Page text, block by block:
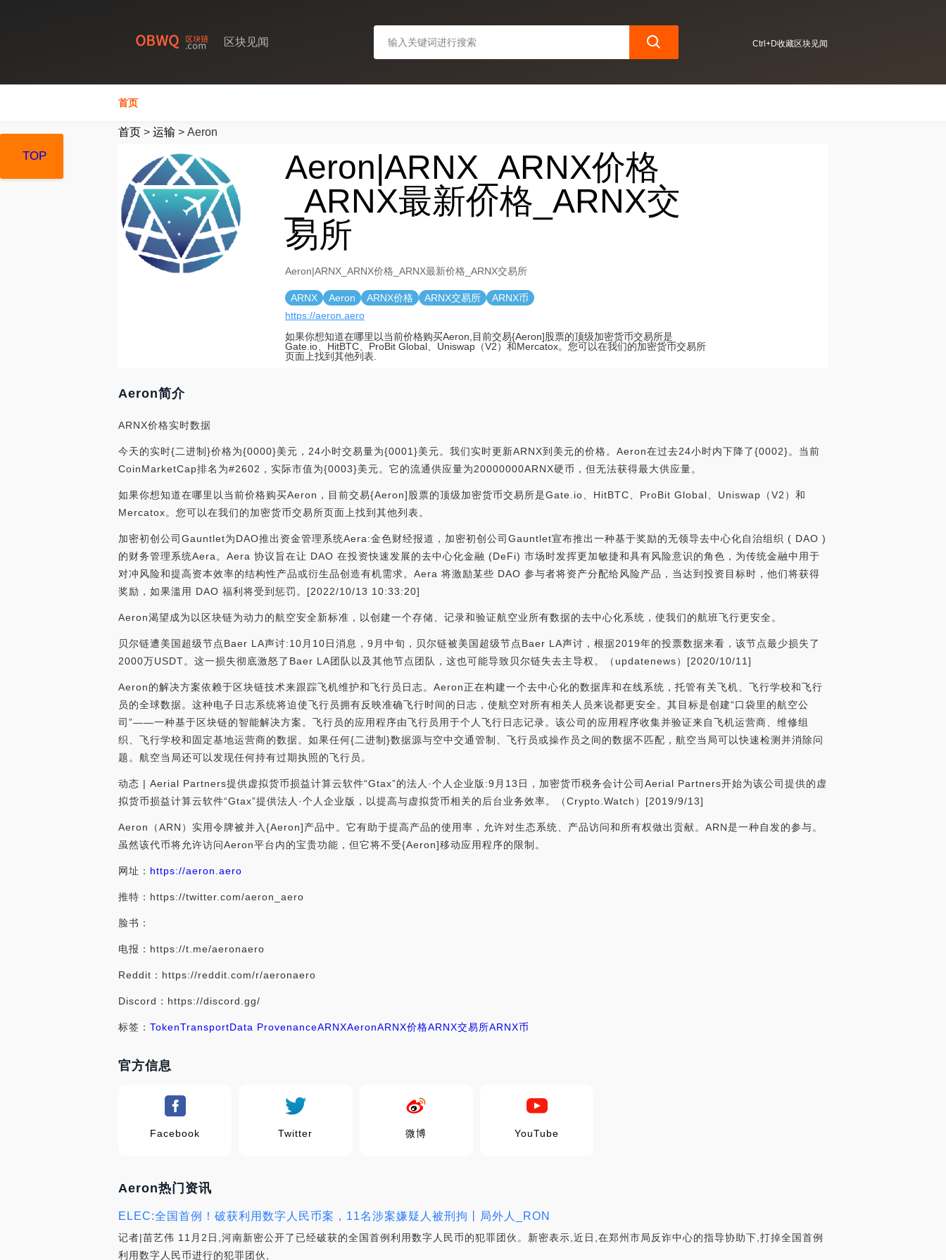
区块见闻 Ctrl+D收藏区块见闻
首页
首页 > 运输 > Aeron
Aeron|ARNX_ARNX价格
_ARNX最新价格_ARNX交
易所
Aeron|ARNX_ARNX价格_ARNX最新价格_ARNX交易所
ARNX Aeron ARNX价格 ARNX交易所
ARNX币
https://aeron.aero
如果你想知道在哪里以当前价格购买Aeron,目前交易{Aeron]股票的顶级加密货币交易所是
Gate.io、HitBTC、ProBit Global、Uniswap（V2）和Mercatox。您可以在我们的加密货币交易所
页面上找到其他列表.
Aeron简介
ARNX价格实时数据
今天的实时{二进制}价格为{0000}美元，24小时交易量为{0001}美元。我们实时更新ARNX到美元的价格。Aeron在过去24小时内下降了{0002}。当前
CoinMarketCap排名为#2602，实际市值为{0003}美元。它的流通供应量为20000000ARNX硬币，但无法获得最大供应量。
如果你想知道在哪里以当前价格购买Aeron，目前交易{Aeron]股票的顶级加密货币交易所是Gate.io、HitBTC、ProBit Global、Uniswap（V2）和
Mercatox。您可以在我们的加密货币交易所页面上找到其他列表。
加密初创公司Gauntlet为DAO推出资金管理系统Aera:金色财经报道，加密初创公司Gauntlet宣布推出一种基于奖励的无领导去中心化自治组织 ( DAO )
的财务管理系统Aera。Aera 协议旨在让 DAO 在投资快速发展的去中心化金融 (DeFi) 市场时发挥更加敏捷和具有风险意识的角色，为传统金融中用于
对冲风险和提高资本效率的结构性产品或衍生品创造有机需求。Aera 将激励某些 DAO 参与者将资产分配给风险产品，当达到投资目标时，他们将获得
奖励，如果滥用 DAO 福利将受到惩罚。[2022/10/13 10:33:20]
Aeron渴望成为以区块链为动力的航空安全新标准，以创建一个存储、记录和验证航空业所有数据的去中心化系统，使我们的航班飞行更安全。
贝尔链遭美国超级节点Baer LA声讨:10月10日消息，9月中旬，贝尔链被美国超级节点Baer LA声讨，根据2019年的投票数据来看，该节点最少损失了
2000万USDT。这一损失彻底激怒了Baer LA团队以及其他节点团队，这也可能导致贝尔链失去主导权。（updatenews）[2020/10/11]
Aeron的解决方案依赖于区块链技术来跟踪飞机维护和飞行员日志。Aeron正在构建一个去中心化的数据库和在线系统，托管有关飞机、飞行学校和飞行
员的全球数据。这种电子日志系统将迫使飞行员拥有反映准确飞行时间的日志，使航空对所有相关人员来说都更安全。其目标是创建“口袋里的航空公
司”——一种基于区块链的智能解决方案。飞行员的应用程序由飞行员用于个人飞行日志记录。该公司的应用程序收集并验证来自飞机运营商、维修组
织、飞行学校和固定基地运营商的数据。如果任何{二进制}数据源与空中交通管制、飞行员或操作员之间的数据不匹配，航空当局可以快速检测并消除问
题。航空当局还可以发现任何持有过期执照的飞行员。
动态 | Aerial Partners提供虚拟货币损益计算云软件“Gtax”的法人·个人企业版:9月13日，加密货币税务会计公司Aerial Partners开始为该公司提供的虚
拟货币损益计算云软件“Gtax”提供法人·个人企业版，以提高与虚拟货币相关的后台业务效率。（Crypto.Watch）[2019/9/13]
Aeron（ARN）实用令牌被并入{Aeron]产品中。它有助于提高产品的使用率，允许对生态系统、产品访问和所有权做出贡献。ARN是一种自发的参与。
虽然该代币将允许访问Aeron平台内的宝贵功能，但它将不受{Aeron]移动应用程序的限制。
网址： https://aeron.aero
推特：https://twitter.com/aeron_aero
脸书：
电报：https://t.me/aeronaero
Reddit：https://reddit.com/r/aeronaero
Discord：https://discord.gg/
标签： TokenTransportData ProvenanceARNXAeronARNX价格ARNX交易所ARNX币
官方信息
Facebook Twitter 微博 YouTube
Aeron热门资讯
ELEC:全国首例！破获利用数字人民币案，11名涉案嫌疑人被刑拘丨局外人_RON
记者|苗艺伟 11月2日,河南新密公开了已经破获的全国首例利用数字人民币的犯罪团伙。新密表示,近日,在郑州市局反诈中心的指导协助下,打掉全国首例
利用数字人民币进行的犯罪团伙,
TOP
TOP
TOP